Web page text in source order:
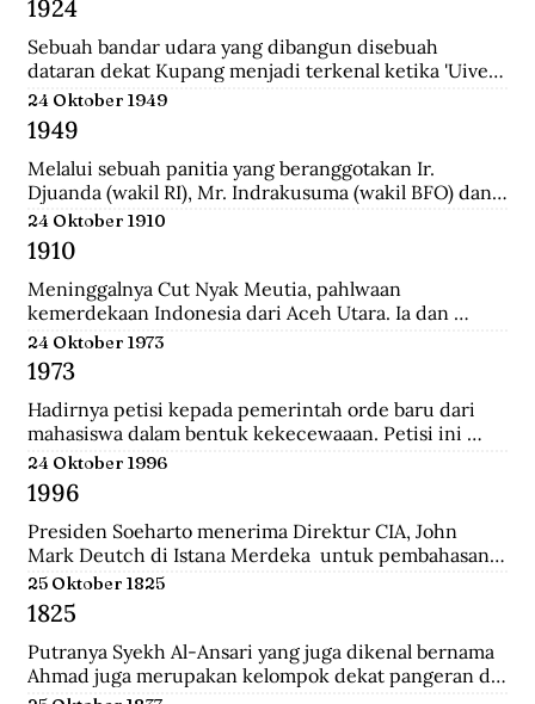
School (HIS) dan MULO di Solo, lalu ke AMS di
Yogyakarta, kemudian mengambil jurusan Teknik Sipil
di Technische Hoogeschool te Bandoeng (sekarang
ITB).
1924
Sebuah bandar udara yang dibangun disebuah
dataran dekat Kupang menjadi terkenal ketika 'Uiver',
pesawat Belanda KLM DC-2 yang sedang dicoba
menerbangi jalur niaga dari London ke Sydney
mendarat di situ untuk mengisi bahan bakar.
24 Oktober 1949
1949
Melalui sebuah panitia yang beranggotakan Ir.
Djuanda (wakil RI), Mr. Indrakusuma (wakil BFO) dan
Hirschfeld (wakil Belanda), membuat perjanjian
bahwa RIS akan mengambil alih pijaman-pinjaman
Hindia Belanda yang semuanya berjumlah 4.300 juta
gulden.
24 Oktober 1910
1910
Meninggalnya Cut Nyak Meutia, pahlwaan
kemerdekaan Indonesia dari Aceh Utara. Ia dan
pasukannya terus melakukan perlawanan dengan
menyerang dan merampas pos kolonial di wilaya Gayo
yang melewati hutan.
24 Oktober 1973
1973
Hadirnya petisi kepada pemerintah orde baru dari
mahasiswa dalam bentuk kekecewaaan. Petisi ini
dipicu karena adanya penyelewengan yang dilakukan
oleh pemerintah dan korupsi yang besar.
24 Oktober 1996
1996
Presiden Soeharto menerima Direktur CIA, John
Mark Deutch di Istana Merdeka  untuk pembahasan
perkembangan Indonesia.
25 Oktober 1825
1825
Putranya Syekh Al-Ansari yang juga dikenal bernama
Ahmad juga merupakan kelompok dekat pangeran di